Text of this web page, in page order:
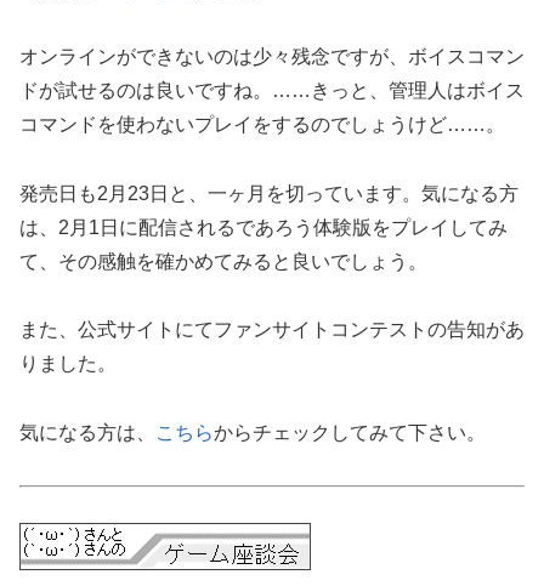
オンラインができないのは少々残念ですが、ボイスコマン
ドが試せるのは良いですね。……きっと、管理人はボイス
コマンドを使わないプレイをするのでしょうけど……。
発売日も2月23日と、一ヶ月を切っています。気になる方
は、2月1日に配信されるであろう体験版をプレイしてみ
て、その感触を確かめてみると良いでしょう。
また、公式サイトにてファンサイトコンテストの告知があ
りました。
気になる方は、 こちらからチェックしてみて下さい。